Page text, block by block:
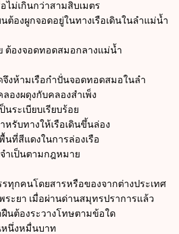
ไม่เกินกว่าสามสิบเมตร
งผูกจอดอยู่ในทางเรือเดินในลำแม่น้ำ
องจอดทอดสมอกลางแม่น้ำ
ห้ามเรือกำปั่นจอดทอดสมอในลำ
องผดุงกับคลองสำเพ็ง
ะเบียบเรียบร้อย
บทางให้เรือเดินขึ้นล่อง
สีแดงในการล่องเรือ
เป็นตามกฎหมาย
คนโดยสารหรือของจากต่างประเทศ
ระยา เมื่อผ่านด่านสมุทรปราการแล้ว
ฝืนต้องระวางโทษตามข้อใด
งหมื่นบาท